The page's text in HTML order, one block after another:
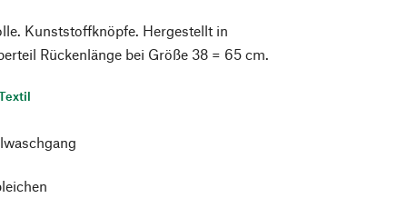
Kunststoffknöpfe. Hergestellt in
Rückenlänge bei Größe 38 = 65 cm.